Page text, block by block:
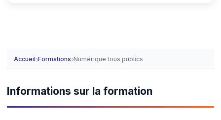
Accueil Formations Numérique tous publics
Informations sur la formation